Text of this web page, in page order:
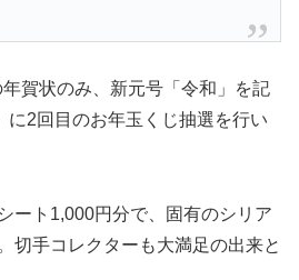
賀状のみ、新元号「令和」を記
に2回目のお年玉くじ抽選を行い
ート1,000円分で、固有のシリア
切手コレクターも大満足の出来と